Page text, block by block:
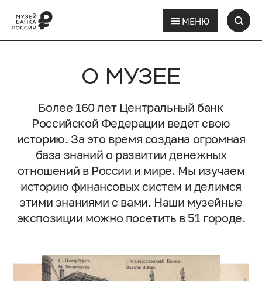
МЕНЮ
О МУЗЕЕ
Более 160 лет Центральный банк
Российской Федерации ведет свою
историю. За это время создана огромная
база знаний о развитии денежных
отношений в России и мире. Мы изучаем
историю финансовых систем и делимся
этими знаниями с вами. Наши музейные
экспозиции можно посетить в 51 городе.